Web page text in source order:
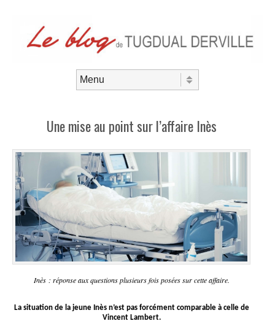
Une mise au point sur l’affaire Inès
Inès : réponse aux questions plusieurs fois posées sur cette affaire.
La situation de la jeune Inès n’est pas forcément comparable à celle de
Vincent Lambert.